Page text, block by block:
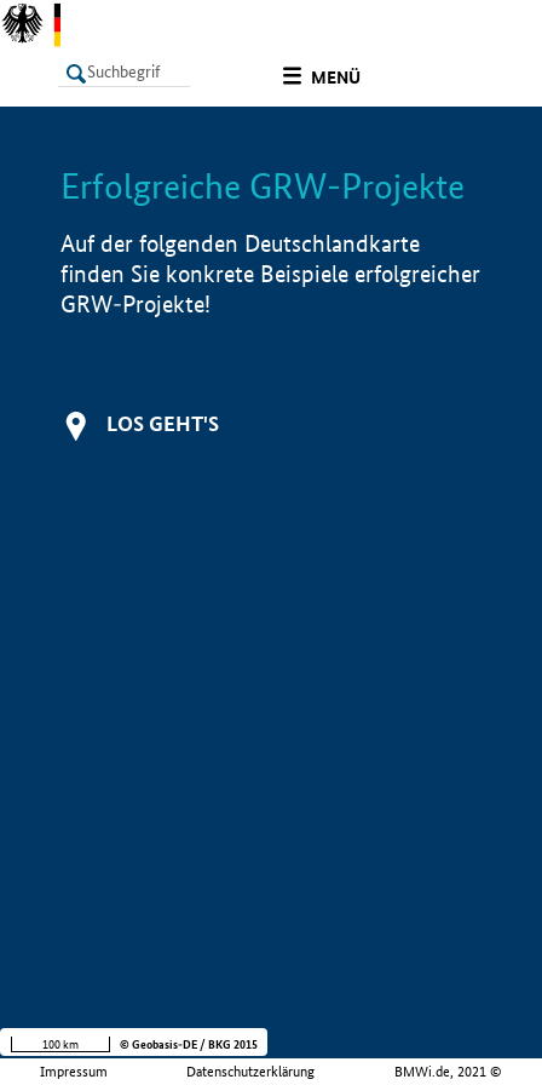
MENÜ
LISTE Info
Erfolgreiche GRW-Projekte
Auf der folgenden Deutschlandkarte
finden Sie konkrete Beispiele erfolgreicher
GRW-Projekte!
LOS GEHT'S
Impressum Datenschutzerklärung BMWi.de, 2021 ©
100 km © Geobasis-DE / BKG 2015